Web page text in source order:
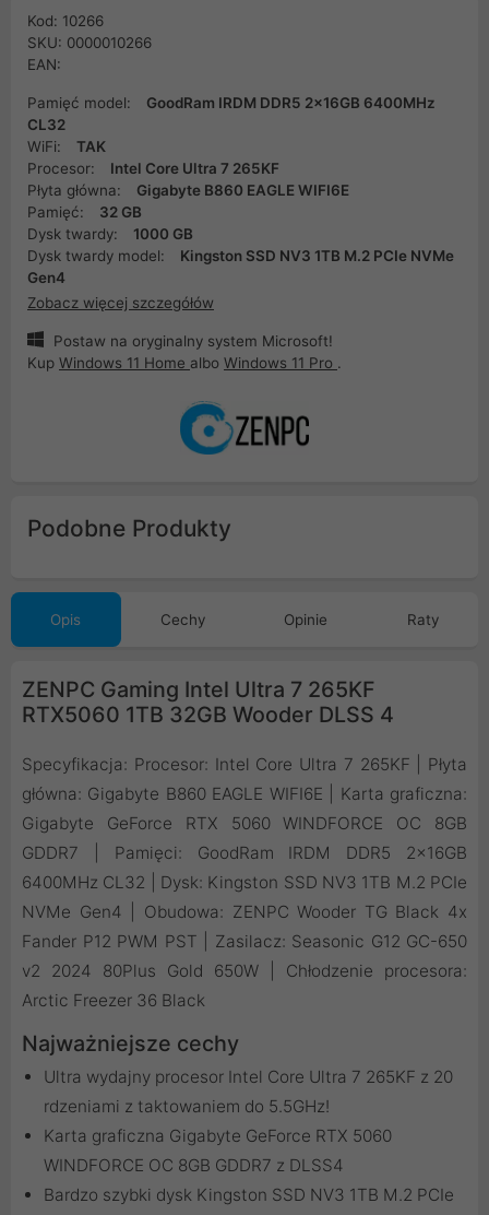
Kod: 10266
SKU: 0000010266
EAN:
Pamięć model:
GoodRam IRDM DDR5 2x16GB 6400MHz
CL32
WiFi:
TAK
Procesor:
Intel Core Ultra 7 265KF
Płyta główna:
Gigabyte B860 EAGLE WIFI6E
Pamięć:
32 GB
Dysk twardy:
1000 GB
Dysk twardy model:
Kingston SSD NV3 1TB M.2 PCIe NVMe
Gen4
Zobacz więcej szczegółów
Postaw na oryginalny system Microsoft!
Kup Windows 11 Home albo Windows 11 Pro .
Podobne Produkty
Opis Cechy Opinie Raty
ZENPC Gaming Intel Ultra 7 265KF
RTX5060 1TB 32GB Wooder DLSS 4
Specyfikacja: Procesor: Intel Core Ultra 7 265KF | Płyta
główna: Gigabyte B860 EAGLE WIFI6E | Karta graficzna:
Gigabyte GeForce RTX 5060 WINDFORCE OC 8GB
GDDR7 | Pamięci: GoodRam IRDM DDR5 2x16GB
6400MHz CL32 | Dysk: Kingston SSD NV3 1TB M.2 PCIe
NVMe Gen4 | Obudowa: ZENPC Wooder TG Black 4x
Fander P12 PWM PST | Zasilacz: Seasonic G12 GC-650
v2 2024 80Plus Gold 650W | Chłodzenie procesora:
Arctic Freezer 36 Black
Najważniejsze cechy
Ultra wydajny procesor Intel Core Ultra 7 265KF z 20
rdzeniami z taktowaniem do 5.5GHz!
Karta graficzna Gigabyte GeForce RTX 5060
WINDFORCE OC 8GB GDDR7 z DLSS4
Bardzo szybki dysk Kingston SSD NV3 1TB M.2 PCIe